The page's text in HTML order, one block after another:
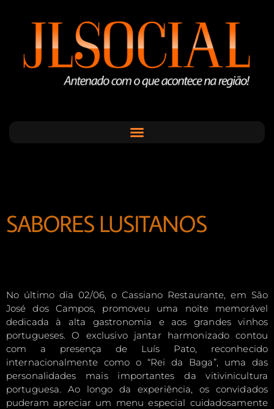
SABORES LUSITANOS
No último dia 02/06, o Cassiano Restaurante, em São
José dos Campos, promoveu uma noite memorável
dedicada à alta gastronomia e aos grandes vinhos
portugueses. O exclusivo jantar harmonizado contou
com a presença de Luís Pato, reconhecido
internacionalmente como o “Rei da Baga”, uma das
personalidades mais importantes da vitivinicultura
portuguesa. Ao longo da experiência, os convidados
puderam apreciar um menu especial cuidadosamente